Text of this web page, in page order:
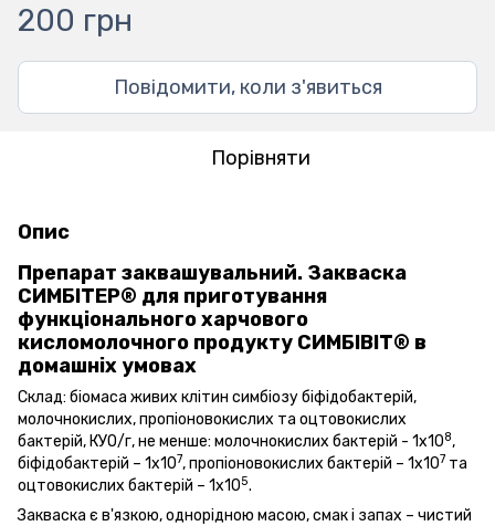
200 грн
Повідомити, коли з'явиться
Порівняти
Опис
Препарат заквашувальний. Закваска
СИМБІТЕР® для приготування
функціонального харчового
кисломолочного продукту СИМБІВІТ® в
домашніх умовах
Склад: біомаса живих клітин симбіозу біфідобактерій,
молочнокислих, пропіоновокислих та оцтовокислих
бактерій, КУО/г, не менше: молочнокислих бактерій - 1х108,
біфідобактерій – 1х107, пропіоновокислих бактерій – 1х107 та
оцтовокислих бактерій – 1х105.
Закваска є в'язкою, однорідною масою, смак і запах – чистий